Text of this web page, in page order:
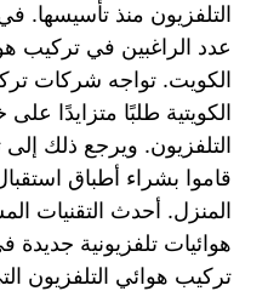
التلفزيون منذ تأسيسها.
عدد الراغبين في تركيب
الكويت. تواجه شركات
الكويتية طلبًا متزايدًا
التلفزيون. ويرجع ذلك
قاموا بشراء أطباق
المنزل. أحدث التقنيات
هوائيات تلفزيونية
تركيب هوائي التلفزيون